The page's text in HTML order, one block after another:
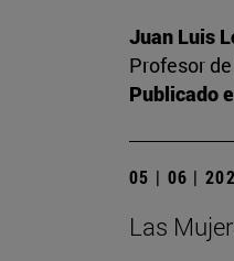
Juan Luis
Profesor
Publicado
05 | 06 |
Las